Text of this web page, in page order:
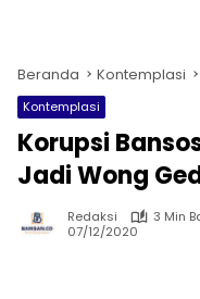
Beranda Kontemplasi
Kontemplasi
Korupsi
Jadi Wong
Redaksi
3 Min
07/12/2020